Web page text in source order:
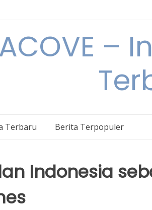
–
Terbaru Berita Terpopuler
Indonesia